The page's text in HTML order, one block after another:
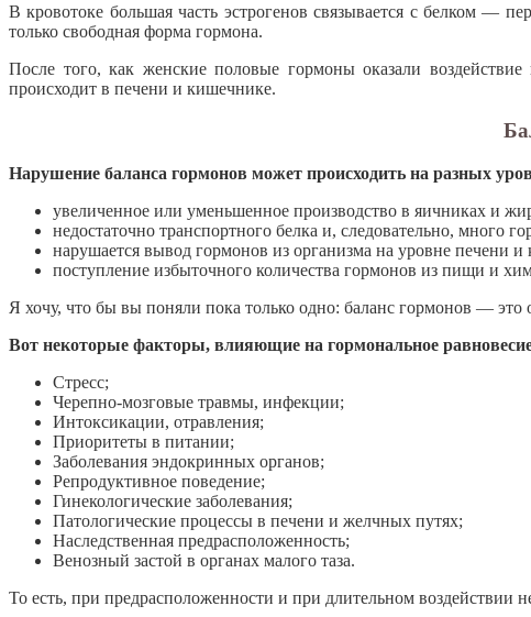
В кровотоке большая часть эстрогенов связывается с белком —
только свободная форма гормона.
После того, как женские половые гормоны оказали
происходит в печени и кишечнике.
Нарушение баланса гормонов может происходить на разных
увеличенное или уменьшенное производство в яичниках и
недостаточно транспортного белка и, следовательно, много
нарушается вывод гормонов из организма на уровне печени
поступление избыточного количества гормонов из пищи и
Я хочу, что бы вы поняли пока только одно: баланс гормонов — это
Вот некоторые факторы, влияющие на гормональное
Стресс;
Черепно-мозговые травмы, инфекции;
Интоксикации, отравления;
Приоритеты в питании;
Заболевания эндокринных органов;
Репродуктивное поведение;
Гинекологические заболевания;
Патологические процессы в печени и желчных путях;
Наследственная предрасположенность;
Венозный застой в органах малого таза.
То есть, при предрасположенности и при длительном воздействии